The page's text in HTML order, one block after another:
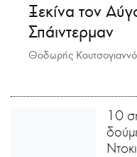
Ξεκίνα τον
Σπάιντερμαν
Θοδωρής
10